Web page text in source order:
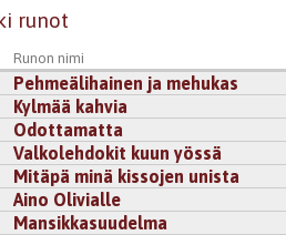
runot
Runon nimi
Pehmeälihainen ja mehukas
Kylmää kahvia
Odottamatta
Valkolehdokit kuun yössä
Mitäpä minä kissojen unista
Aino Olivialle
Mansikkasuudelma